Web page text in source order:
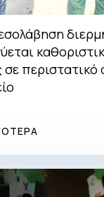
περιστατικό